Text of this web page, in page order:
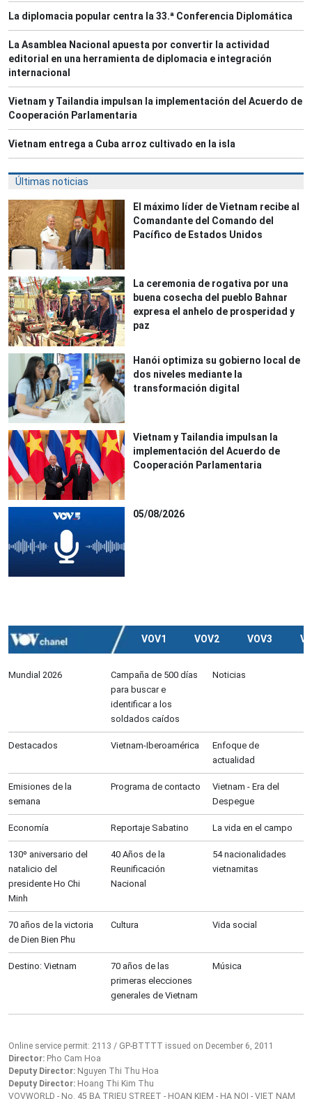
La diplomacia popular centra la 33.ª Conferencia Diplomática
La Asamblea Nacional apuesta por convertir la actividad
editorial en una herramienta de diplomacia e integración
internacional
Vietnam y Tailandia impulsan la implementación del Acuerdo de
Cooperación Parlamentaria
Vietnam entrega a Cuba arroz cultivado en la isla
Últimas noticias
El máximo líder de Vietnam recibe al
Comandante del Comando del
Pacífico de Estados Unidos
La ceremonia de rogativa por una
buena cosecha del pueblo Bahnar
expresa el anhelo de prosperidad y
paz
Hanói optimiza su gobierno local de
dos niveles mediante la
transformación digital
Vietnam y Tailandia impulsan la
implementación del Acuerdo de
Cooperación Parlamentaria
05/08/2026
VOV1 VOV2 VOV3
Mundial 2026
Campaña de 500 días
para buscar e
identificar a los
soldados caídos
Noticias
Destacados Vietnam-Iberoamérica
Enfoque de
actualidad
Emisiones de la
semana
Programa de contacto
Vietnam - Era del
Despegue
Economía Reportaje Sabatino La vida en el campo
130º aniversario del
natalicio del
presidente Ho Chi
Minh
40 Años de la
Reunificación
Nacional
54 nacionalidades
vietnamitas
70 años de la victoria
de Dien Bien Phu
Cultura Vida social
Destino: Vietnam
70 años de las
primeras elecciones
generales de Vietnam
Música
Online service permit: 2113 / GP-BTTTT issued on December 6, 2011
Director: Pho Cam Hoa
Deputy Director: Nguyen Thi Thu Hoa
Deputy Director: Hoang Thi Kim Thu
VOVWORLD - No. 45 BA TRIEU STREET - HOAN KIEM - HA NOI - VIET NAM